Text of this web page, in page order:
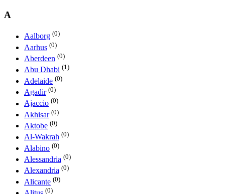
A
Aalborg (0)
Aarhus (0)
Aberdeen (0)
Abu Dhabi (1)
Adelaide (0)
Agadir (0)
Ajaccio (0)
Akhisar (0)
Aktobe (0)
Al-Wakrah (0)
Alabino (0)
Alessandria (0)
Alexandria (0)
Alicante (0)
(0)